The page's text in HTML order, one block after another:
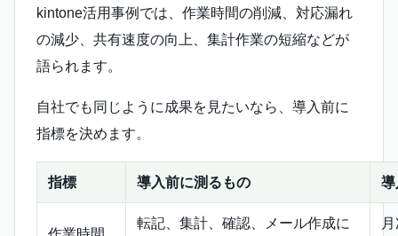
kintone活用事例では、作業時間の削減、対応漏れ
の減少、共有速度の向上、集計作業の短縮などが
語られます。
自社でも同じように成果を見たいなら、導入前に
指標を決めます。
指標 導入前に測るもの 導
転記、集計、確認、メール作成に